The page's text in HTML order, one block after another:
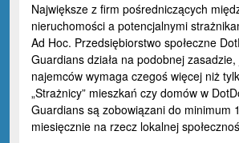
Największe z firm pośredniczących
nieruchomości a potencjalnymi
Ad Hoc. Przedsiębiorstwo społeczne
Guardians działa na podobnej
najemców wymaga czegoś więcej niż
„Strażnicy” mieszkań czy domów w
Guardians są zobowiązani do minimum
miesięcznie na rzecz lokalnej